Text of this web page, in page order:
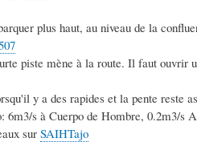
plus haut, au niveau de la
piste mène à la route. Il faut ouvrir
y a des rapides et la pente reste
s à Cuerpo de Hombre, 0.2m3/s
sur SAIHTajo